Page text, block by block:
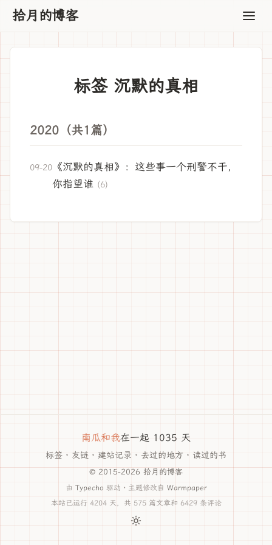
拾月的博客
标签 沉默的真相
2020（共1篇）
09-20 《沉默的真相》：这些事一个刑警不干，
你指望谁 (6)
南瓜和我在一起 1035 天
标签 · 友链 · 建站记录 · 去过的地方 · 读过的书
© 2015-2026 拾月的博客
由 Typecho 驱动 · 主题修改自 Warmpaper
本站已运行 4204 天，共 575 篇文章和 6429 条评论